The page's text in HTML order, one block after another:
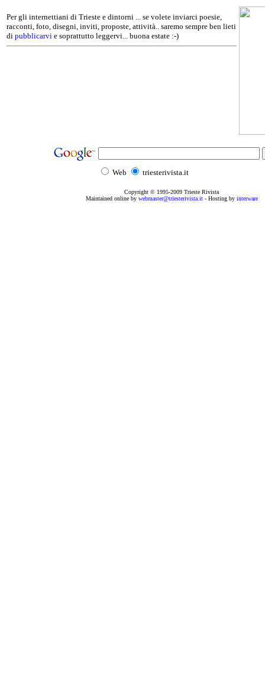
Per gli internettiani di Trieste e dintorni ... se volete inviarci poesie,
racconti, foto, disegni, inviti, proposte, attività.. saremo sempre ben lieti
di pubblicarvi e soprattutto leggervi... buona estate :-)
Web triesterivista.it
Copyright © 1995-2009 Trieste Rivista
Maintained online by webmaster@triesterivista.it- Hosting by interware